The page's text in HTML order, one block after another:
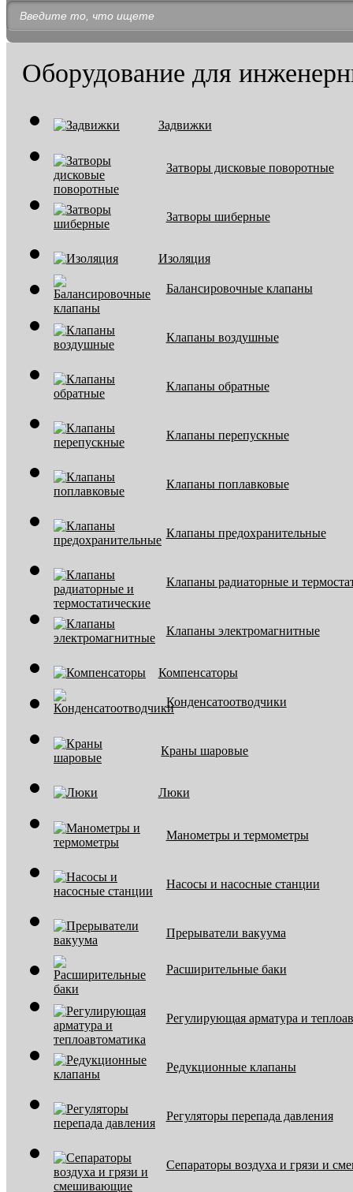
Оборудование для
Задвижки
Затворы дисковые поворотные
Затворы шиберные
Изоляция
Балансировочные клапаны
Клапаны воздушные
Клапаны обратные
Клапаны перепускные
Клапаны поплавковые
Клапаны предохранительные
Клапаны радиаторные и
Клапаны электромагнитные
Компенсаторы
Конденсатоотводчики
Краны шаровые
Люки
Манометры и термометры
Насосы и насосные станции
Прерыватели вакуума
Расширительные баки
Регулирующая арматура и
Редукционные клапаны
Регуляторы перепада давления
Сепараторы воздуха и грязи и